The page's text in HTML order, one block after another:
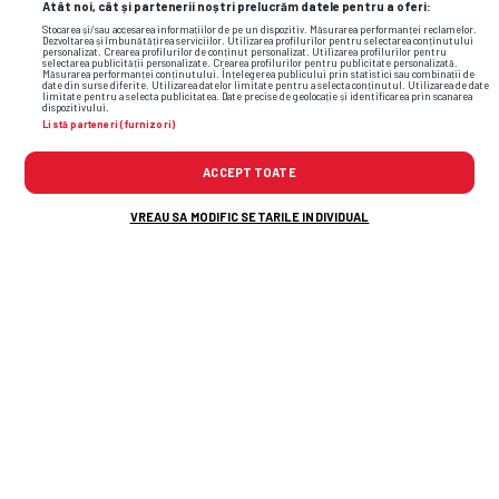
Atât noi, cât și partenerii noștri prelucrăm datele pentru a oferi:
Stocarea și/sau accesarea informațiilor de pe un dispozitiv. Măsurarea performanței reclamelor.
Dezvoltarea și îmbunătățirea serviciilor. Utilizarea profilurilor pentru selectarea conținutului
personalizat. Crearea profilurilor de conținut personalizat. Utilizarea profilurilor pentru
selectarea publicității personalizate. Crearea profilurilor pentru publicitate personalizată.
Măsurarea performanței conținutului. Înțelegerea publicului prin statistici sau combinații de
date din surse diferite. Utilizarea datelor limitate pentru a selecta conținutul. Utilizarea de date
limitate pentru a selecta publicitatea. Date precise de geolocație și identificarea prin scanarea
dispozitivului.
Listă parteneri (furnizori)
ACCEPT TOATE
VREAU SA MODIFIC SETARILE INDIVIDUAL